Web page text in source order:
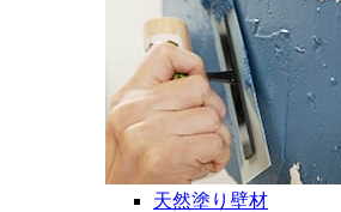
天然塗り壁材